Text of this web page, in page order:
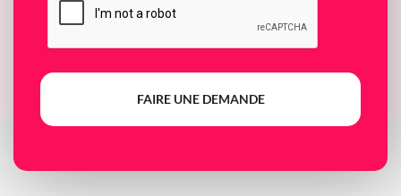
FAIRE UNE DEMANDE